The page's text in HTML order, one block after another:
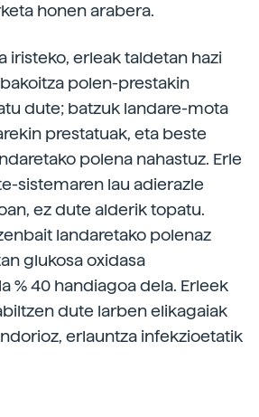
honen arabera.
iristeko, erleak taldetan hazi
polen-prestakin
dute; batzuk landare-mota
prestatuak, eta beste
polena nahastuz. Erle
sistemaren lau adierazle
ez dute alderik topatu.
landaretako polenaz
glukosa oxidasa
% 40 handiagoa dela. Erleek
dute larben elikagaiak
erlauntza infekzioetatik